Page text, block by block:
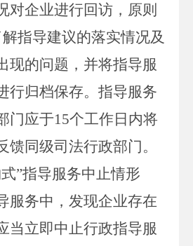
对企业进行回访，原则
指导建议的落实情况及
现的问题，并将指导服
行归档保存。指导服务
门应于15个工作日内将
馈同级司法行政部门。
”指导服务中止情形
服务中，发现企业存在
当立即中止行政指导服